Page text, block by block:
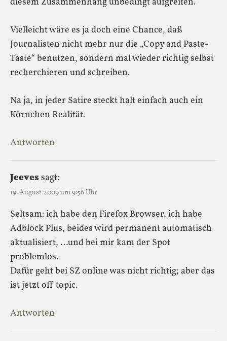
Vielleicht wäre es ja doch eine Chance, daß
Journalisten nicht mehr nur die „Copy and Paste-
Taste“ benutzen, sondern mal wieder richtig selbst
recherchieren und schreiben.
Na ja, in jeder Satire steckt halt einfach auch ein
Körnchen Realität.
Antworten
Jeevessagt:
19. August 2009 um 9:56 Uhr
Seltsam: ich habe den Firefox Browser, ich habe
Adblock Plus, beides wird permanent automatisch
aktualisiert, …und bei mir kam der Spot
problemlos.
Dafür geht bei SZ online was nicht richtig; aber das
ist jetzt off topic.
Antworten